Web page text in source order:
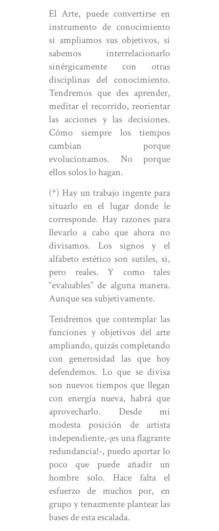
El Arte, puede convertirse en
instrumento de conocimiento
si ampliamos sus objetivos, si
sabemos interrelacionarlo
sinérgicamente con otras
disciplinas del conocimiento.
Tendremos que des aprender,
meditar el recorrido, reorientar
las acciones y las decisiones.
Cómo siempre los tiempos
cambian porque
evolucionamos. No porque
ellos solos lo hagan.
(*) Hay un trabajo ingente para
situarlo en el lugar donde le
corresponde. Hay razones para
llevarlo a cabo que ahora no
divisamos. Los signos y el
alfabeto estético son sutiles, si,
pero reales. Y como tales
“evaluables” de alguna manera.
Aunque sea subjetivamente.
Tendremos que contemplar las
funciones y objetivos del arte
ampliando, quizás completando
con generosidad las que hoy
defendemos. Lo que se divisa
son nuevos tiempos que llegan
con energía nueva, habrá que
aprovecharlo. Desde mi
modesta posición de artista
independiente,-¡es una flagrante
redundancia!-, puedo aportar lo
poco que puede añadir un
hombre solo. Hace falta el
esfuerzo de muchos por, en
grupo y tenazmente plantear las
bases de esta escalada.